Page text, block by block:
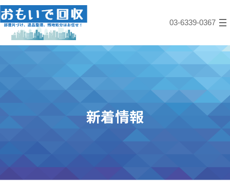
コ
ン
テ
ツ
ナ
ビ
ゲ
シ
03-6339-0367
新着情報